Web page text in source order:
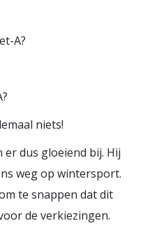
A?
niets!
er dus gloeiend bij. Hij
weg op wintersport.
te snappen dat dit
de verkiezingen.